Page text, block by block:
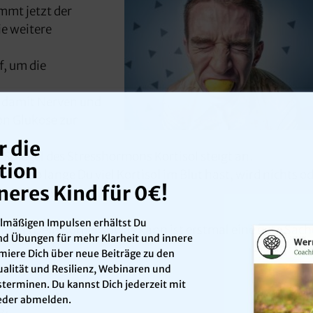
jetzt der
weitere
um die
Nerven und
Glukose zur
des Stresshormons Kortisol steigt an.
so lange Du viel Kortisol im Blut hast, wird nichts
landen.
Das Dein Körper sowas kann ist erstmal eine gute
die
Kind für 0€!
Impulsen erhältst Du
Übungen für mehr Klarheit und innere
Dich über neue Beiträge zu den
und Resilienz, Webinaren und
Du kannst Dich jederzeit mit
abmelden.